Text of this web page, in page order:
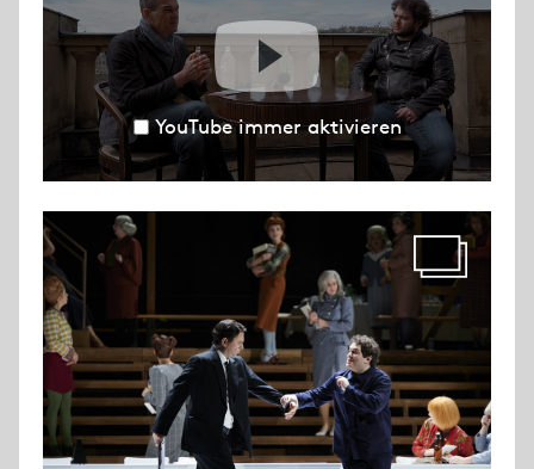
YouTube immer aktivieren